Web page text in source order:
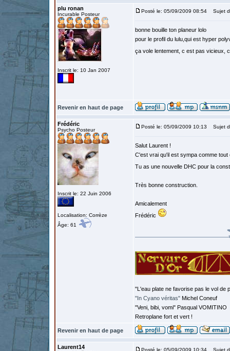
plu ronan
Incurable Posteur
Inscrit le: 10 Jan 2007
Posté le: 05/09/2009 08:54 Sujet
bonne bouille ton planeur lolo
pour le profil du lulu,qui est hyper
ça vole lentement, c est pas vicieux,
Revenir en haut de page
Frédéric
Psycho Posteur
Inscrit le: 22 Juin 2006
Localisation: Corrèze
Âge: 61
Posté le: 05/09/2009 10:13 Sujet
Salut Laurent !
C'est vrai qu'il est sympa comme tout
Tu as une nouvelle DHC pour la
Très bonne construction.
Amicalement
Frédéric
"L'eau plate ne favorise pas le vol de
"In Cyano véritas" Michel Coneuf
"Veni, bibi, vomi" Pasqual VOMITINO
Retroplane fort et vert !
Revenir en haut de page
Laurent14 Posté le: 05/09/2009 10:34 Sujet